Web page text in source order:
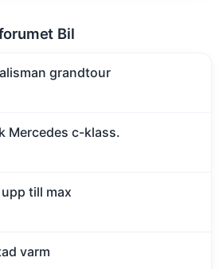
Bil
grandtour
Mercedes c-klass.
till max
varm